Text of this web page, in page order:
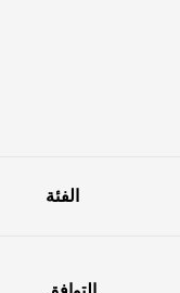
الفئة